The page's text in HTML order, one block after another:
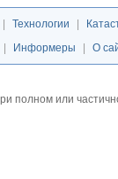
Технологии
Информеры О
полном или